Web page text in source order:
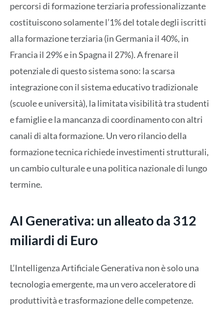
percorsi di formazione terziaria professionalizzante
costituiscono solamente l’1% del totale degli iscritti
alla formazione terziaria (in Germania il 40%, in
Francia il 29% e in Spagna il 27%). A frenare il
potenziale di questo sistema sono: la scarsa
integrazione con il sistema educativo tradizionale
(scuole e università), la limitata visibilità tra studenti
e famiglie e la mancanza di coordinamento con altri
canali di alta formazione. Un vero rilancio della
formazione tecnica richiede investimenti strutturali,
un cambio culturale e una politica nazionale di lungo
termine.
AI Generativa: un alleato da 312
miliardi di Euro
L’Intelligenza Artificiale Generativa non è solo una
tecnologia emergente, ma un vero acceleratore di
produttività e trasformazione delle competenze.